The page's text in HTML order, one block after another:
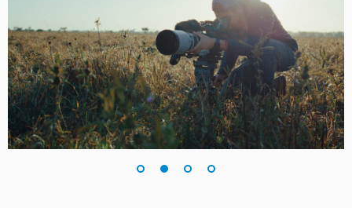
Norway
Poland
Portugal
Singapore